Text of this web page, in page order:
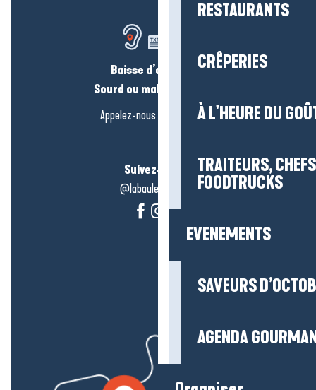
RESTAURANTS
CRÊPERIES
À L'HEURE DU
TRAITEURS,
FOODTRUCKS
EVENEMENTS
SAVEURS
AGENDA
Baisse d’audition ?
Sourd ou malentendant ?
Appelez-nous en
cliquant-ici
Suivez-nous !
@labauleguérande